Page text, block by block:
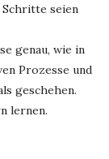
seien
genau, wie in
Prozesse und
geschehen.
lernen.